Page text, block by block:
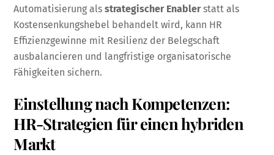
Automatisierung alsstrategischer Enablerstatt als
Kostensenkungshebel behandelt wird, kann HR
Effizienzgewinne mit Resilienz der Belegschaft
ausbalancieren und langfristige organisatorische
Fähigkeiten sichern.
Einstellung nach Kompetenzen:
HR-Strategien für einen hybriden
Markt